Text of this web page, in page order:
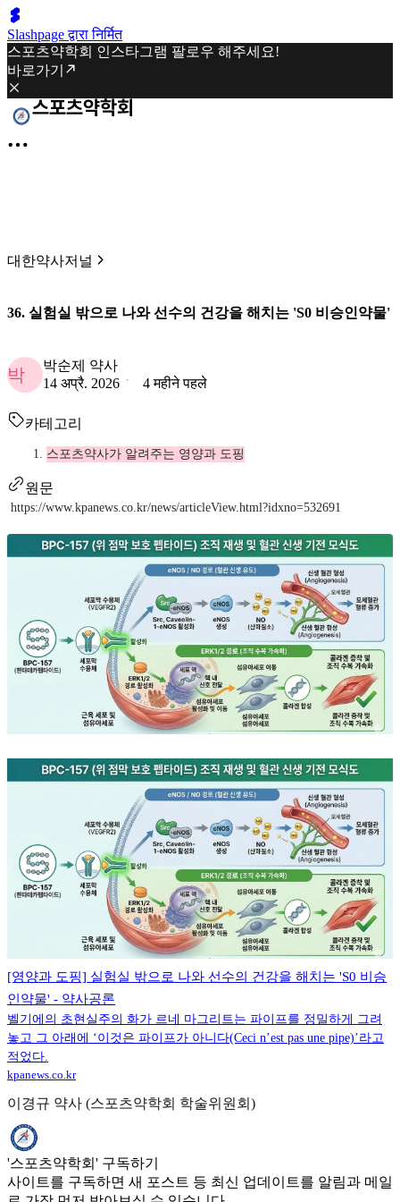
Slashpage द्वारा निर्मित
스포츠약학회 인스타그램 팔로우 해주세요!
바로가기
대한약사저널
36. 실험실 밖으로 나와 선수의 건강을 해치는 'S0 비승인약물'
박
박순제 약사
14 अप्रै. 2026
4 महीने पहले
카테고리
스포츠약사가 알려주는 영양과 도핑
원문
https://www.kpanews.co.kr/news/articleView.html?idxno=532691
[영양과 도핑] 실험실 밖으로 나와 선수의 건강을 해치는 'S0 비승
인약물' - 약사공론
벨기에의 초현실주의 화가 르네 마그리트는 파이프를 정밀하게 그려
놓고 그 아래에 ‘이것은 파이프가 아니다(Ceci n’est pas une pipe)’라고
적었다.
kpanews.co.kr
이경규 약사 (스포츠약학회 학술위원회)
'스포츠약학회' 구독하기
사이트를 구독하면 새 포스트 등 최신 업데이트를 알림과 메일